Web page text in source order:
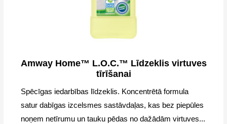
Amway Home™ L.O.C.™ Līdzeklis virtuves
tīrīšanai
Spēcīgas iedarbības līdzeklis. Koncentrētā formula
satur dabīgas izcelsmes sastāvdaļas, kas bez piepūles
noņem netīrumu un tauku pēdas no dažādām virtuves...